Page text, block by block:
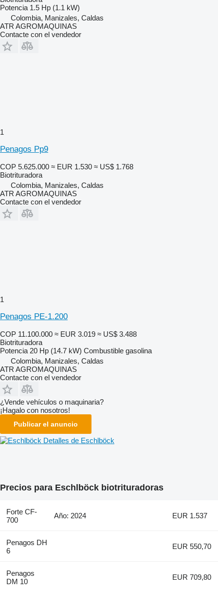
Potencia 1.5 Hp (1.1 kW)
Colombia, Manizales, Caldas
ATR AGROMAQUINAS
Contacte con el vendedor
1
Penagos Pp9
COP 5.625.000 ≈ EUR 1.530 ≈ US$ 1.768
Biotrituradora
Colombia, Manizales, Caldas
ATR AGROMAQUINAS
Contacte con el vendedor
1
Penagos PE-1.200
COP 11.100.000 ≈ EUR 3.019 ≈ US$ 3.488
Biotrituradora
Potencia 20 Hp (14.7 kW) Combustible gasolina
Colombia, Manizales, Caldas
ATR AGROMAQUINAS
Contacte con el vendedor
¿Vende vehículos o maquinaria?
¡Hagalo con nosotros!
Publicar el anuncio
Detalles de Eschlböck
Precios para Eschlböck biotrituradoras
Forte CF-
700
Año: 2024 EUR 1.537
Penagos DH
6
EUR 550,70
Penagos
DM 10
EUR 709,80